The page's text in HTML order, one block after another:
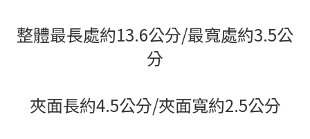
整體最長處約13.6公分/最寬處約3.5公
分
夾面長約4.5公分/夾面寬約2.5公分